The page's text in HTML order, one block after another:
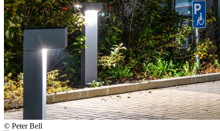
© Peter Bell